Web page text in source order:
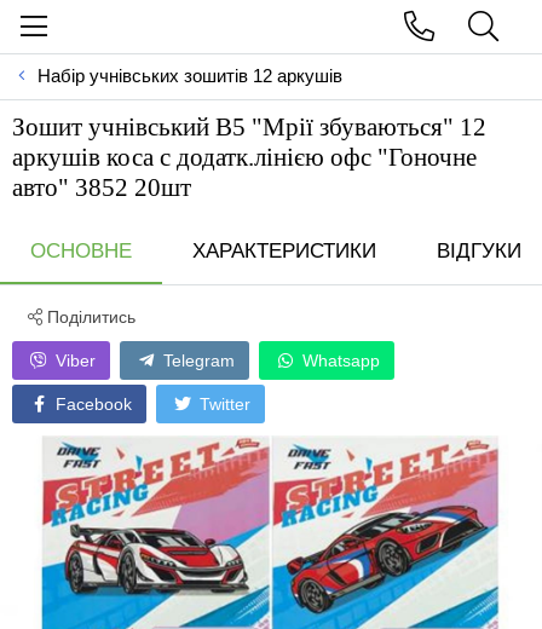
Набір учнівських зошитів 12 аркушів
Зошит учнівський В5 "Мрії збуваються" 12
аркушів коса с додатк.лінією офс "Гоночне
авто" 3852 20шт
ОСНОВНЕ ХАРАКТЕРИСТИКИ ВІДГУКИ
Поділитись
Viber Telegram Whatsapp
Facebook Twitter